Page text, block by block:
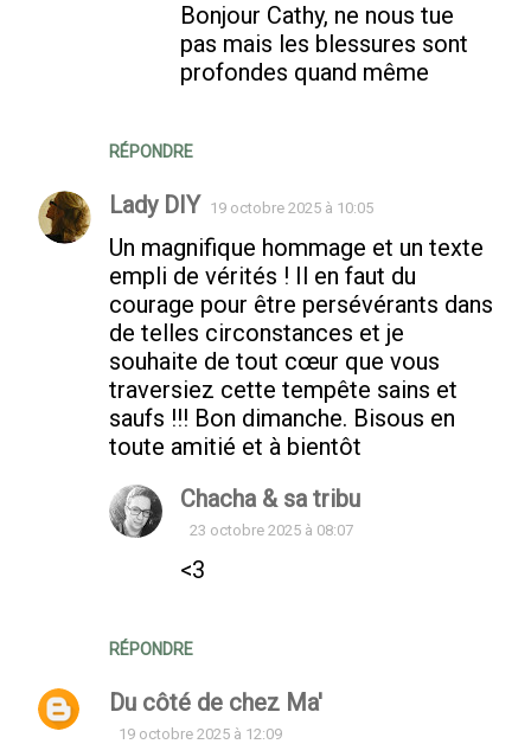
RÉPONDRE
Bonjour Cathy, ne nous tue
pas mais les blessures sont
profondes quand même
Lady DIY 19 octobre 2025 à 10:05
Un magnifique hommage et un texte
empli de vérités ! Il en faut du
courage pour être persévérants dans
de telles circonstances et je
souhaite de tout cœur que vous
traversiez cette tempête sains et
saufs !!! Bon dimanche. Bisous en
toute amitié et à bientôt
RÉPONDRE
Chacha & sa tribu
23 octobre 2025 à 08:07
<3
Du côté de chez Ma'
19 octobre 2025 à 12:09